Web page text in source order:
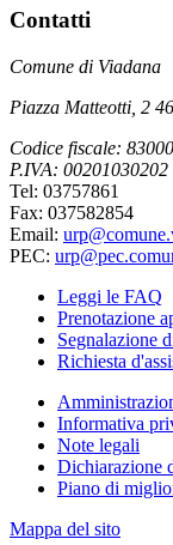
Contatti
Comune di Viadana
Piazza Matteotti, 2
Codice fiscale:
P.IVA: 00201030202
Tel: 03757861
Fax: 037582854
Email:
PEC:
Leggi le FAQ
Prenotazione
Segnalazione
Richiesta
Informativa
Note legali
Dichiarazione
Piano di
Mappa del sito